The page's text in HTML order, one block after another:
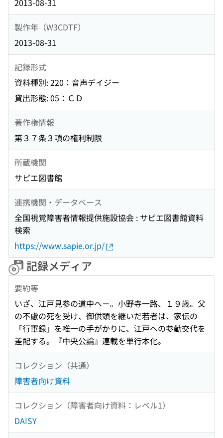
2013-08-31
製作年（W3CDTF）
2013-08-31
記録形式
資料種別: 220：音声デイジー
貸出形態: 05：ＣＤ
著作権情報
第３７条３項の権利制限
所蔵機関
サピエ図書館
連携機関・データベース
全国視覚障害者情報提供施設協会 : サピエ図書館資料
検索
https://www.sapie.or.jp/
記録メディア
要約等
いざ、江戸見参の道中へ－。小野寺一路、１９歳。父
の不慮の死を受け、御供頭を継いだ若者は、家伝の
「行軍録」を唯一の手がかりに、江戸への参勤交代を
差配する。『中央公論』連載を単行本化。
コレクション（共通）
障害者向け資料
コレクション（障害者向け資料：レベル1）
DAISY